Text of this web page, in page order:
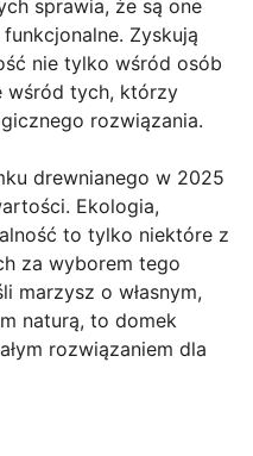
sprawia, że są one
Zyskują
nie tylko wśród osób
wśród tych, którzy
rozwiązania.
drewnianego w 2025
Ekologia,
to tylko niektóre z
za wyborem tego
marzysz o własnym,
naturą, to domek
rozwiązaniem dla